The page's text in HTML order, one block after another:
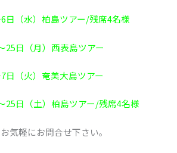
日（水）柏島ツアー/残席4名様
日（月）西表島ツアー
（火）奄美大島ツアー
日（土）柏島ツアー/残席4名様
気軽にお問合せ下さい。